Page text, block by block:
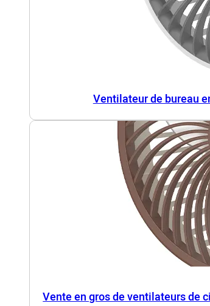
Ventilateur de bureau
Vente en gros de ventilateurs de